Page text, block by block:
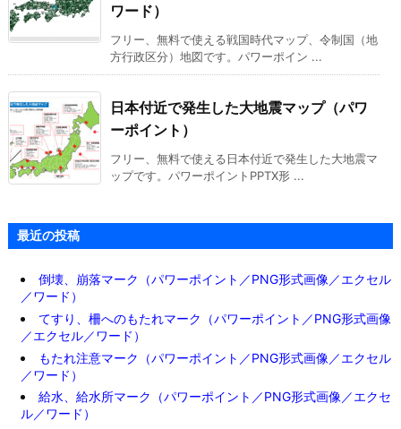
ワード）
フリー、無料で使える戦国時代マップ、令制国（地
方行政区分）地図です。パワーポイン ...
日本付近で発生した大地震マップ（パワ
ーポイント）
フリー、無料で使える日本付近で発生した大地震マ
ップです。パワーポイントPPTX形 ...
最近の投稿
倒壊、崩落マーク（パワーポイント／PNG形式画像／エクセル
／ワード）
てすり、柵へのもたれマーク（パワーポイント／PNG形式画像
／エクセル／ワード）
もたれ注意マーク（パワーポイント／PNG形式画像／エクセル
／ワード）
給水、給水所マーク（パワーポイント／PNG形式画像／エクセ
ル／ワード）